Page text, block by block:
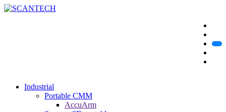
Industrial
Portable CMM
AccuArm